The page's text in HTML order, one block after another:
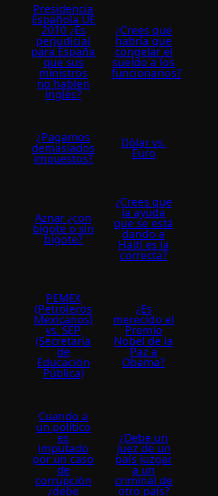
Presidencia
Española UE
2010 ¿Es
perjudicial
para España
que sus
ministros
no hablen
inglés?
¿Crees que
habría que
congelar el
sueldo a los
funcionarios?
¿Pagamos
demasiados
impuestos?
Dólar vs.
Euro
Aznar ¿con
bigote o sin
bigote?
¿Crees que
la ayuda
que se está
dando a
Haití­ es la
correcta?
PEMEX
(Petroleros
Mexicanos)
vs. SEP
(Secretarí­a
de
Educación
Pública)
¿Es
merecido el
Premio
Nobel de la
Paz a
Obama?
Cuando a
un polí­tico
es
imputado
por un caso
de
corrupción
¿debe
¿Debe un
juez de un
país juzgar
a un
criminal de
otro paí­s?